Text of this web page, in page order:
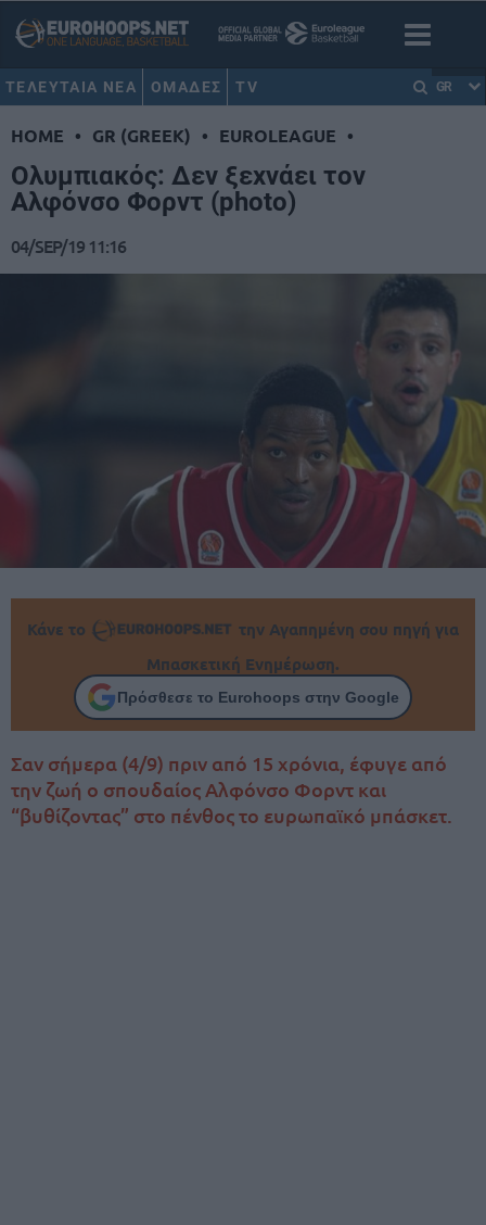
ΤΕΛΕΥΤΑΙΑ ΝΕΑ ΟΜΑΔΕΣ TV GR
HOME • GR (GREEK) • EUROLEAGUE •
Ολυμπιακός: Δεν ξεχνάει τον
Αλφόνσο Φορντ (photo)
04/SEP/19 11:16
Κάνε το
την Αγαπημένη σου πηγή για
Μπασκετική Ενημέρωση.
Πρόσθεσε το Eurohoops στην Google
Σαν σήμερα (4/9) πριν από 15 χρόνια, έφυγε από
την ζωή ο σπουδαίος Αλφόνσο Φορντ και
“βυθίζοντας” στο πένθος το ευρωπαϊκό μπάσκετ.